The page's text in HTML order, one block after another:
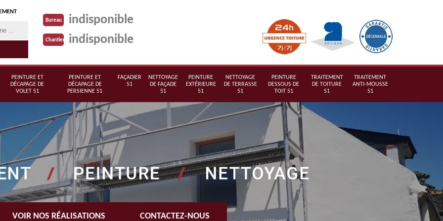
Bureau indisponible
Chantier indisponible
PEINTURE ET
DÉCAPAGE DE
VOLET 51
PEINTURE ET
DÉCAPAGE DE
PERSIENNE 51
FAÇADIER
51
NETTOYAGE
DE FAÇADE
51
PEINTURE
EXTÉRIEURE
51
NETTOYAGE
DE TERRASSE
51
PEINTURE
DESSOUS DE
TOIT 51
TRAITEMENT
DE TOITURE
51
TRAITEMENT
ANTI-MOUSSE
51
VOIR NOS RÉALISATIONS CONTACTEZ-NOUS